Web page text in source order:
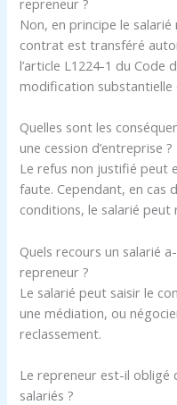
Non, en principe le
contrat est transféré
l’article L1224-1 du Code
modification
Quelles sont les
une cession d’entreprise ?
Le refus non justifié peut
faute. Cependant, en
conditions, le salarié
Quels recours un salarié
repreneur ?
Le salarié peut saisir le
une médiation, ou
reclassement.
Le repreneur est-il obligé
salariés ?